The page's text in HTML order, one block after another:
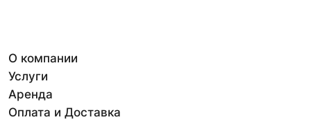
О компании
Услуги
Аренда
Оплата и Доставка